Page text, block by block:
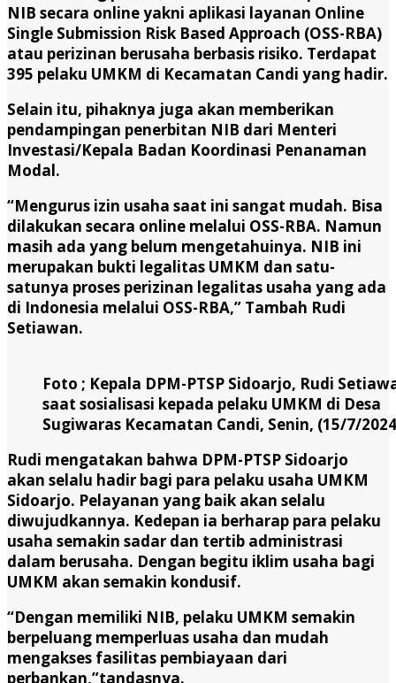
NIB secara online yakni aplikasi layanan Online
Single Submission Risk Based Approach (OSS-RBA)
atau perizinan berusaha berbasis risiko. Terdapat
395 pelaku UMKM di Kecamatan Candi yang hadir.
Selain itu, pihaknya juga akan memberikan
pendampingan penerbitan NIB dari Menteri
Investasi/Kepala Badan Koordinasi Penanaman
Modal.
“Mengurus izin usaha saat ini sangat mudah. Bisa
dilakukan secara online melalui OSS-RBA. Namun
masih ada yang belum mengetahuinya. NIB ini
merupakan bukti legalitas UMKM dan satu-
satunya proses perizinan legalitas usaha yang ada
di Indonesia melalui OSS-RBA,” Tambah Rudi
Setiawan.
Foto ; Kepala DPM-PTSP Sidoarjo, Rudi
saat sosialisasi kepada pelaku UMKM di Desa
Sugiwaras Kecamatan Candi, Senin, (15/7/
Rudi mengatakan bahwa DPM-PTSP Sidoarjo
akan selalu hadir bagi para pelaku usaha UMKM
Sidoarjo. Pelayanan yang baik akan selalu
diwujudkannya. Kedepan ia berharap para pelaku
usaha semakin sadar dan tertib administrasi
dalam berusaha. Dengan begitu iklim usaha bagi
UMKM akan semakin kondusif.
“Dengan memiliki NIB, pelaku UMKM semakin
berpeluang memperluas usaha dan mudah
mengakses fasilitas pembiayaan dari
perbankan,”tandasnya.